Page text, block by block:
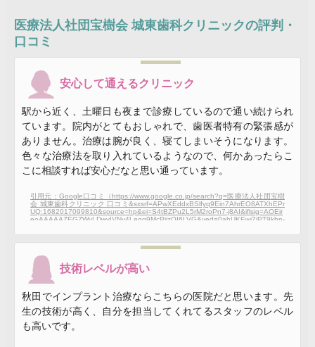
医療法人社団宝樹会 城東歯科クリニックの評判・
口コミ
安心して通えるクリニック
駅から近く、土曜日も夜まで診療しているので通い続けられ
ています。院内がとてもおしゃれで、歯医者特有の緊張感が
ありません。治療は腕が良く、寝てしまいそうになります。
色々な治療法を取り入れているようなので、何かあったらこ
こに相談すれば安心だなと思い通っています。
引用元：Google口コミ（https://www.google.co.jp/search?q=医療法人社団宝樹
会 城東歯科クリニック 口コミ&sxsrf=APwXEddxBSlfyq9Ein7AhrEO8ATXhEPr
UQ:1682017099810&source=hp&ei=S4tBZPu2L5rM2roPn7-j8AI&iflsig=AOEir
eoAAAAAZEGZWyLDwyIVNv4Leqg9McPijzQI6LVG&ved=0ahUKEwi7iPT9kbn-
ニック 口コミ&gs_lcp=Cgdnd3Mtd2l6EAMyBQgAEKIEMgUIABCiBDIFCAAQo
gQ6BAgAEB46BAghEBU6BQghEKABUABYjTJggjZoB3AAeACAAeECiAGTG
ZIBCDAuMTEuMy4ymAEAoAECoAEB&sclient=gws-wiz#lrd=0x5f8fc357dc617
80b:0x8bb814a0c99b503c,1,,,,）
技術レベルが高い
秋田でインプラント治療ならこちらの医院だと思います。先
生の技術が高く、自分を担当してくれてるスタッフのレベル
も高いです。